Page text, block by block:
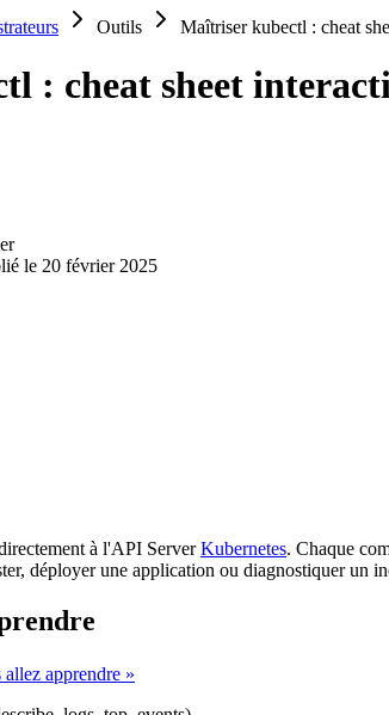
Outils Maîtriser kubectl : cheat
: cheat sheet
le 20 février 2025
à l'API ServerKubernetes. Chaque
, déployer une application ou diagnostiquer un
apprendre »